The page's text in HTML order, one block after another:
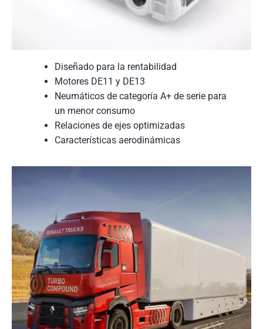
Diseñado para la rentabilidad
Motores DE11 y DE13
Neumáticos de categoría A+ de serie para
un menor consumo
Relaciones de ejes optimizadas
Características aerodinámicas